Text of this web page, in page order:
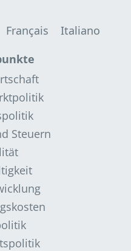
Français
Italiano
Steuern